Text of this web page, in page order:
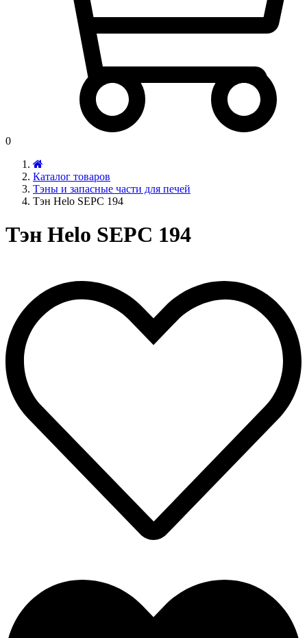
0
Каталог товаров
Тэны и запасные части для печей
Тэн Helo SEPC 194
Тэн Helo SEPC 194